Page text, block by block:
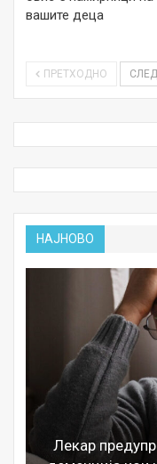
вашите деца
ПРЕТХОДНО
НАЈНОВО
Лекар